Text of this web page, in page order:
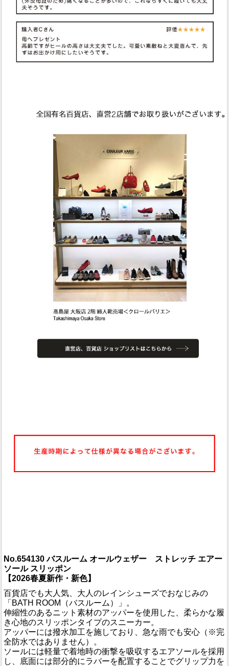
No.654130 バスルーム オールウェザー ストレッチ エアー
ソール スリッポン
【2026春夏新作・新色】
百貨店でも大人気、大人のレインシューズでおなじみの
「BATH ROOM（バスルーム）」。
伸縮性のあるニット素材のアッパーを使用した、柔らかな履
き心地のスリッポンタイプのスニーカー。
アッパーには撥水加工を施しており、急な雨でも安心（※完
全防水ではありません）。
ソールには軽量で着地時の衝撃を吸収するエアソールを採用
し、底面には部分的にラバーを配置することでグリップ力を